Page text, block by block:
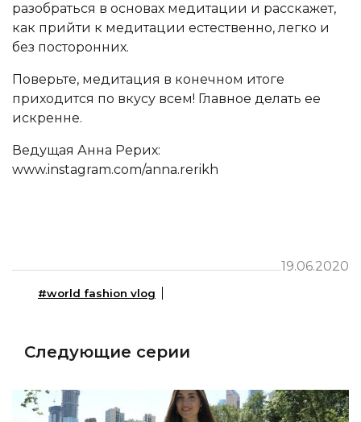
разобраться в основах медитации и расскажет,
как прийти к медитации естественно, легко и
без посторонних.
Поверьте, медитация в конечном итоге
приходится по вкусу всем! Главное делать ее
искренне.
Ведущая Анна Рерих:
www.instagram.com/anna.rerikh
19.06.2020
#world fashion vlog
Следующие серии